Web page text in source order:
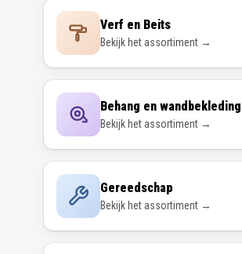
Verf en Beits
Bekijk het assortiment →
Behang en wandbekleding
Bekijk het assortiment →
Gereedschap
Bekijk het assortiment →